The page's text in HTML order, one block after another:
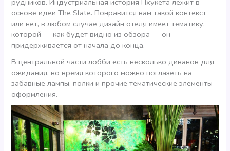
рудников. Индустриальная история Пхукета лежит в
основе идеи The Slate. Понравится вам такой контекст
или нет, в любом случае дизайн отеля имеет тематику,
которой — как будет видно из обзора — он
придерживается от начала до конца.
В центральной части лобби есть несколько диванов для
ожидания, во время которого можно поглазеть на
забавные лампы, полки и прочие тематические элементы
оформления.